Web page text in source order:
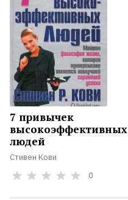
7 привычек
высокоэффективных
людей
Стивен Кови
0